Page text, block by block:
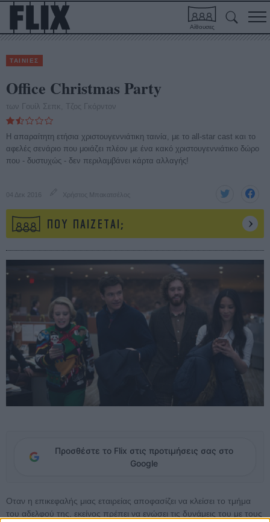
Αίθουσες
ΤΑΙΝΙΕΣ
Office Christmas Party
των Γουίλ Σεπκ, Τζος Γκόρντον
Η απαραίτητη ετήσια χριστουγεννιάτικη ταινία, με το all-star cast και το
αφελές σενάριο που μοιάζει πλέον με ένα κακό χριστουγεννιάτικο δώρο
που - δυστυχώς - δεν περιλαμβάνει κάρτα αλλαγής!
04 Δεκ 2016 Χρήστος Μπακατσέλος
ΠΟΥ ΠΑΙΖΕΤΑΙ;
Προσθέστε το Flix στις προτιμήσεις σας στο
Google
Oταν η επικεφαλής μιας εταιρείας αποφασίζει να κλείσει το τμήμα
του αδελφού της, εκείνος πρέπει να ενώσει τις δυνάμεις του με τους